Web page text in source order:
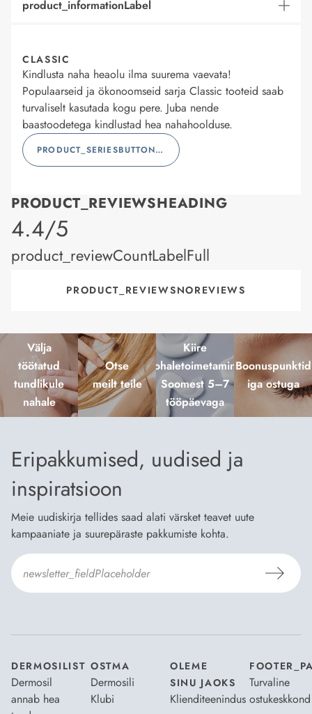
product_informationLabel
CLASSIC
Kindlusta naha heaolu ilma suurema vaevata!
Populaarseid ja ökonoomseid sarja Classic tooteid saab
turvaliselt kasutada kogu pere. Juba nende
baastoodetega kindlustad hea nahahoolduse.
PRODUCT_SERIESBUTTONLABEL
PRODUCT_REVIEWSHEADING
product_rating
4.4/5
product_reviewCountLabelFull
PRODUCT_REVIEWSNOREVIEWS
Välja
töötatud
tundlikule
nahale
Otse
meilt teile
Kiire
kohaletoimetamine
Soomest 5–7
tööpäevaga
Boonuspunktid
iga ostuga
Eripakkumised, uudised ja
inspiratsioon
Meie uudiskirja tellides saad alati värsket teavet uute
kampaaniate ja suurepäraste pakkumiste kohta.
DERMOSILIST
Dermosil
annab hea
OSTMA
Dermosili
Klubi
OLEME
SINU JAOKS
Klienditeenindus
Turvaline
ostukeskkond